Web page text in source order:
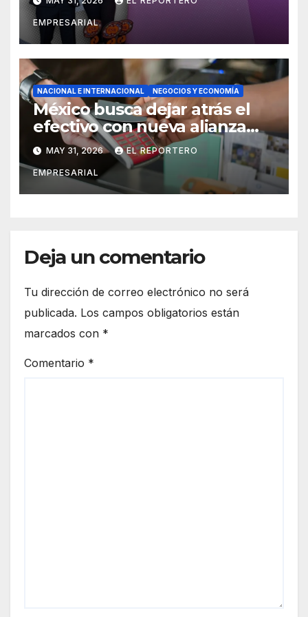
EMPRESARIAL
NACIONAL E INTERNACIONAL NEGOCIOS Y ECONOMÍA
México busca dejar atrás el
efectivo con nueva alianza
entre banca y empresas
MAY 31, 2026 EL REPORTERO
EMPRESARIAL
Deja un comentario
Tu dirección de correo electrónico no será
publicada. Los campos obligatorios están
marcados con *
Comentario *